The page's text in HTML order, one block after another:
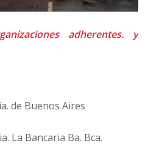
adherentes. y
de Buenos Aires
La Bancaria Ba. Bca.